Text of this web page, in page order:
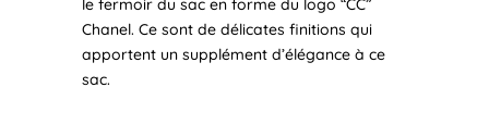
le fermoir du sac en forme du logo “CC”
Chanel. Ce sont de délicates finitions qui
apportent un supplément d’élégance à ce
sac.